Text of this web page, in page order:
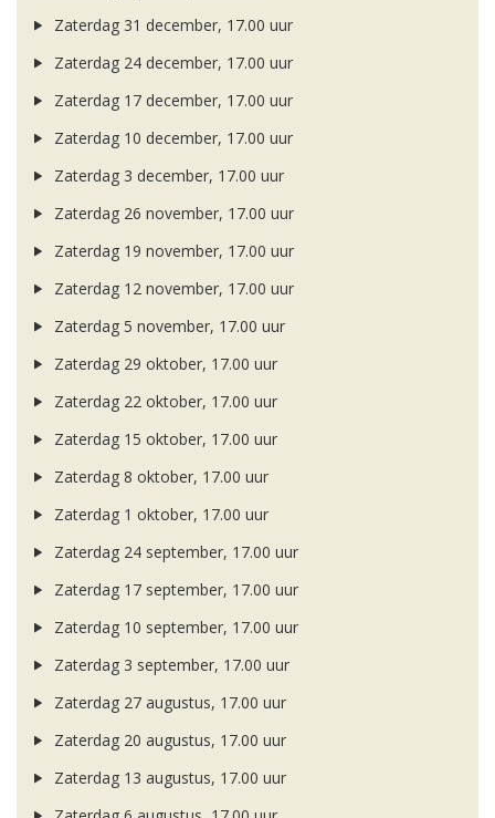
Zaterdag 31 december, 17.00 uur
Zaterdag 24 december, 17.00 uur
Zaterdag 17 december, 17.00 uur
Zaterdag 10 december, 17.00 uur
Zaterdag 3 december, 17.00 uur
Zaterdag 26 november, 17.00 uur
Zaterdag 19 november, 17.00 uur
Zaterdag 12 november, 17.00 uur
Zaterdag 5 november, 17.00 uur
Zaterdag 29 oktober, 17.00 uur
Zaterdag 22 oktober, 17.00 uur
Zaterdag 15 oktober, 17.00 uur
Zaterdag 8 oktober, 17.00 uur
Zaterdag 1 oktober, 17.00 uur
Zaterdag 24 september, 17.00 uur
Zaterdag 17 september, 17.00 uur
Zaterdag 10 september, 17.00 uur
Zaterdag 3 september, 17.00 uur
Zaterdag 27 augustus, 17.00 uur
Zaterdag 20 augustus, 17.00 uur
Zaterdag 13 augustus, 17.00 uur